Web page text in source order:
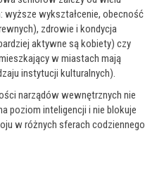
wyższe wykształcenie, obecność
zdrowie i kondycja
aktywne są kobiety) czy
w miastach mają
instytucji kulturalnych).
narządów wewnętrznych nie
poziom inteligencji i nie blokuje
w różnych sferach codziennego